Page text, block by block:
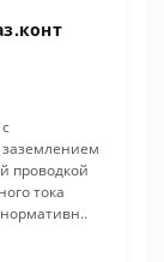
проводкой
тока
нормативн..